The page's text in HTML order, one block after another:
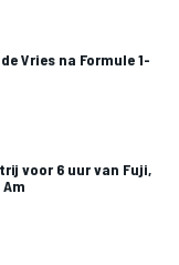
Vries na Formule 1-
voor 6 uur van Fuji,